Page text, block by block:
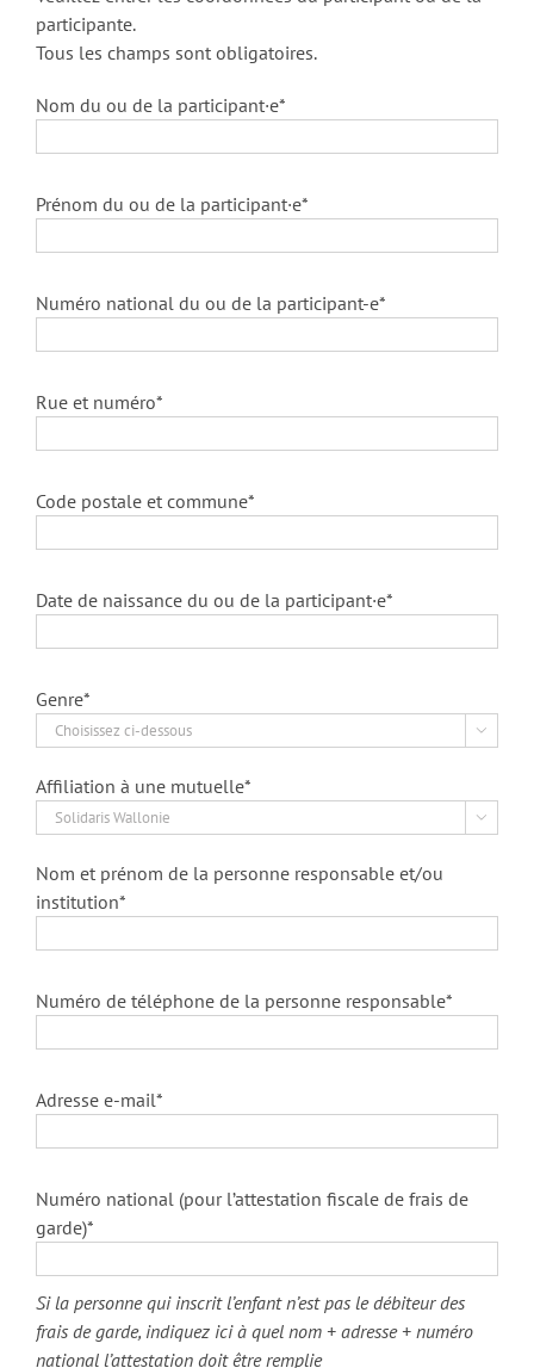
participante.
Tous les champs sont obligatoires.
Nom du ou de la participant·e*
Prénom du ou de la participant·e*
Numéro national du ou de la participant-e*
Rue et numéro*
Code postale et commune*
Date de naissance du ou de la participant·e*
Genre*

Affiliation à une mutuelle*

Nom et prénom de la personne responsable et/ou
institution*
Numéro de téléphone de la personne responsable*
Adresse e-mail*
Numéro national (pour l’attestation fiscale de frais de
garde)*
Si la personne qui inscrit l’enfant n’est pas le débiteur des
frais de garde, indiquez ici à quel nom + adresse + numéro
national l’attestation doit être remplie